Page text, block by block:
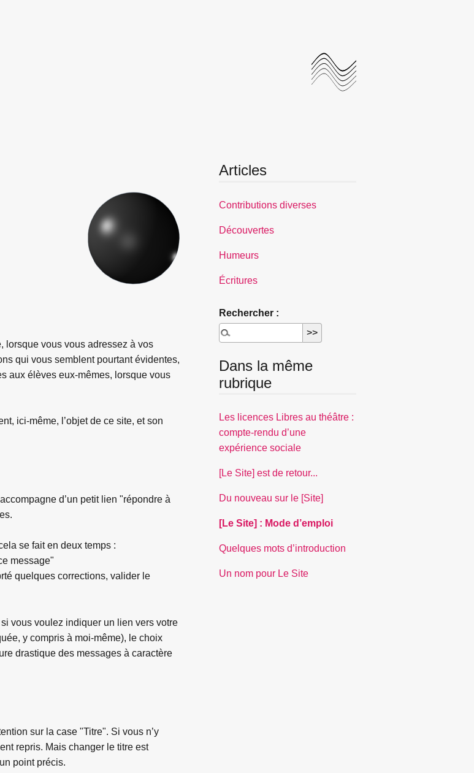
lorsque vous vous adressez à vos
qui vous semblent pourtant évidentes,
aux élèves eux-mêmes, lorsque vous
ici-même, l’objet de ce site, et son
d’un petit lien "répondre à
se fait en deux temps :
message"
quelques corrections, valider le
vous voulez indiquer un lien vers votre
y compris à moi-même), le choix
drastique des messages à caractère
sur la case "Titre". Si vous n’y
repris. Mais changer le titre est
point précis.
Articles
Contributions diverses
Découvertes
Humeurs
Écritures
Rechercher :
Dans la même
rubrique
Les licences Libres au théâtre :
compte-rendu d’une
expérience sociale
[Le Site] est de retour...
Du nouveau sur le [Site]
[Le Site] : Mode d’emploi
Quelques mots d’introduction
Un nom pour Le Site